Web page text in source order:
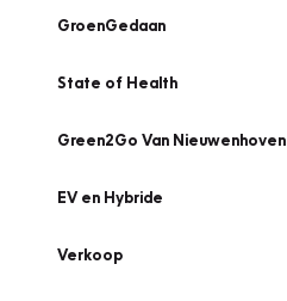
GroenGedaan
State of Health
Green2Go Van Nieuwenhoven
EV en Hybride
Verkoop